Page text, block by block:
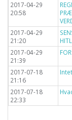
2017-04-29
20:58
2017-04-29
21:20
2017-04-29
21:39
2017-07-18
21:16
2017-07-18
22:33